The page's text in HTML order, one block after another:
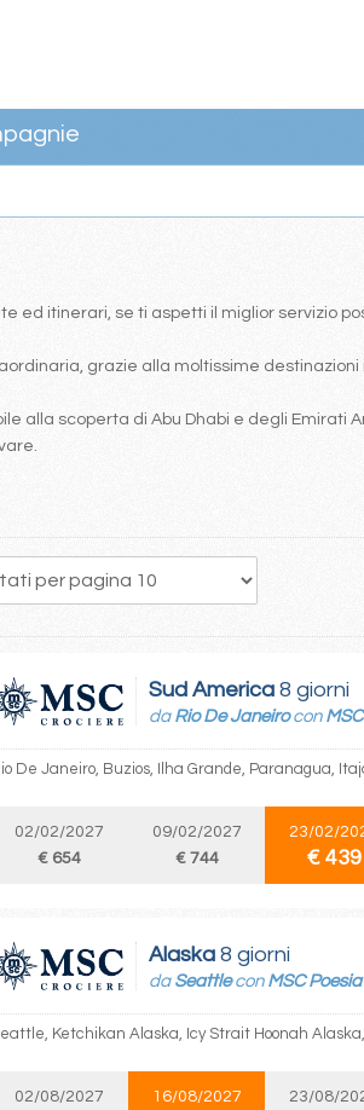
ed itinerari, se ti aspetti il miglior servizio
grazie alla moltissime
alla scoperta di Abu Dhabi e degli
125 126 127 129
Sud America 8 giorni
da Rio De Janeirocon
De Janeiro, Buzios, Ilha Grande, Paranagua,
02/02/2027
€ 654
09/02/2027
€ 744
23/02/
€ 439
Alaska 8 giorni
da Seattlecon MSC Poesia
Ketchikan Alaska, Icy Strait Hoonah
02/08/2027
16/08/2027
23/08/